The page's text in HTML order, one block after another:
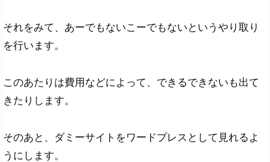
それをみて、あーでもないこーでもないというやり取り
を行います。
このあたりは費用などによって、できるできないも出て
きたりします。
そのあと、ダミーサイトをワードプレスとして見れるよ
うにします。